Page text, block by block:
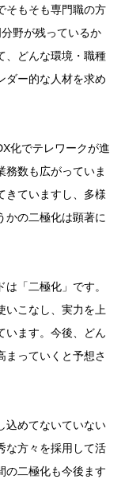
そもそも専門職の方
野が残っているか
、どんな環境・職種
ダー的な人材を求め
化でテレワークが進
務数も広がっていま
きていますし、多様
かの二極化は顕著に
「二極化」です。
いこなし、実力を上
います。今後、どん
まっていくと予想さ
込めてないていない
な方々を採用して活
二極化も今後ます